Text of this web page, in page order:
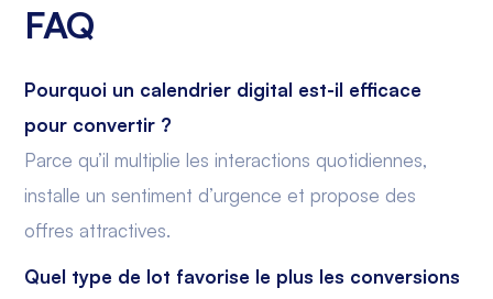
FAQ
Pourquoi un calendrier digital est-il efficace
pour convertir ?
Parce qu’il multiplie les interactions quotidiennes,
installe un sentiment d’urgence et propose des
offres attractives.
Quel type de lot favorise le plus les conversions